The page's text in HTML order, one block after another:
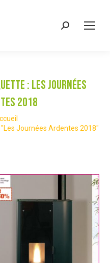
Recherche
: Les Journées
2018
Journées Ardentes 2018"